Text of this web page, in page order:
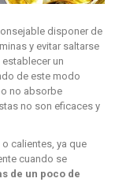
disponer de
y evitar saltarse
un
de este modo
no absorbe
no son eficaces y
calientes, ya que
cuando se
de un poco de